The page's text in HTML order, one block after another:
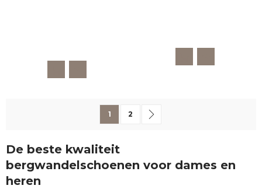
U lees momenteel pagina
1 Pagina
2
De beste kwaliteit
bergwandelschoenen voor dames en
heren